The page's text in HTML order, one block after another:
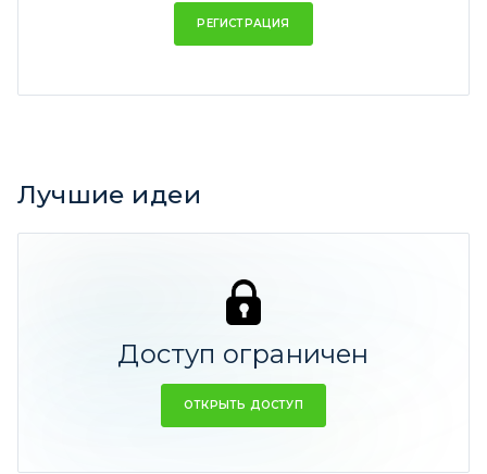
РЕГИСТРАЦИЯ
Лучшие идеи
Доступ ограничен
ОТКРЫТЬ ДОСТУП
MicroStrategy - для тех, кто не успел купить
Парадокс Шредингера 177,95%